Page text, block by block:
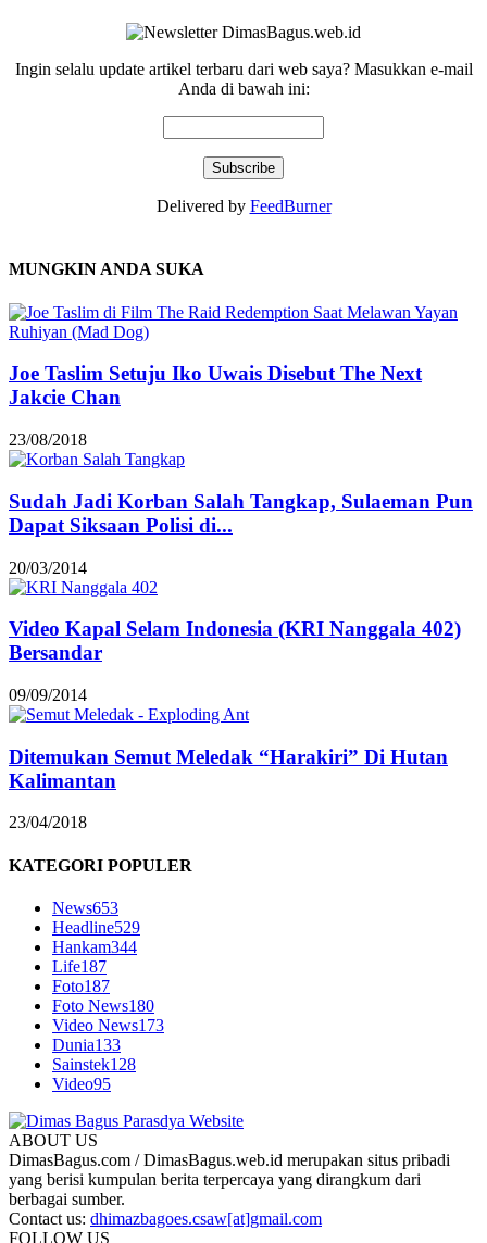
Ingin selalu update artikel terbaru dari web saya? Masukkan e-mail
Anda di bawah ini:
Delivered by FeedBurner
MUNGKIN ANDA SUKA
Joe Taslim Setuju Iko Uwais Disebut The Next
Jakcie Chan
23/08/2018
Sudah Jadi Korban Salah Tangkap, Sulaeman Pun
Dapat Siksaan Polisi di...
20/03/2014
Video Kapal Selam Indonesia (KRI Nanggala 402)
Bersandar
09/09/2014
Ditemukan Semut Meledak “Harakiri” Di Hutan
Kalimantan
23/04/2018
KATEGORI POPULER
News653
Headline529
Hankam344
Life187
Foto187
Foto News180
Video News173
Dunia133
Sainstek128
Video95
ABOUT US
DimasBagus.com / DimasBagus.web.id merupakan situs pribadi
yang berisi kumpulan berita terpercaya yang dirangkum dari
berbagai sumber.
Contact us: dhimazbagoes.csaw[at]gmail.com
FOLLOW US